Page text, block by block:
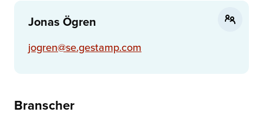
Jonas Ögren
jogren@se.gestamp.com
Branscher